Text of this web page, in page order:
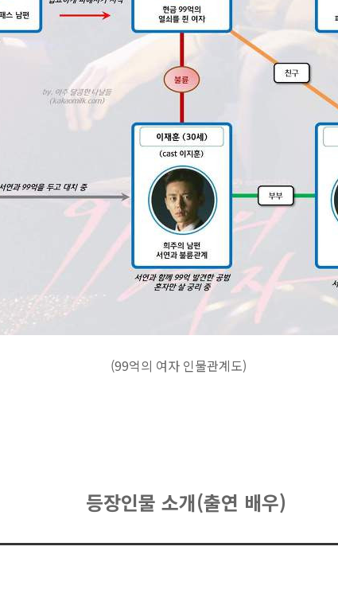
(99억의 여자 인물관계도)
등장인물 소개(출연 배우)